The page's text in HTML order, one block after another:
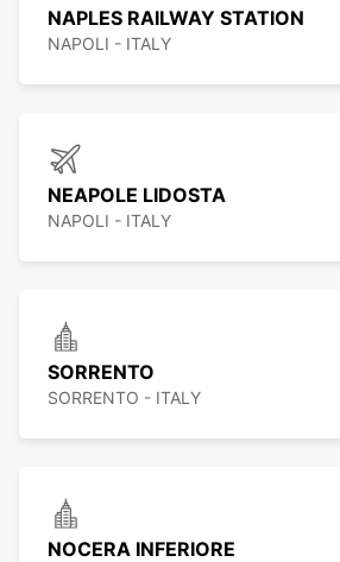
NAPLES RAILWAY STATION
NAPOLI - ITALY
NEAPOLE LIDOSTA
NAPOLI - ITALY
SORRENTO
SORRENTO - ITALY
NOCERA INFERIORE